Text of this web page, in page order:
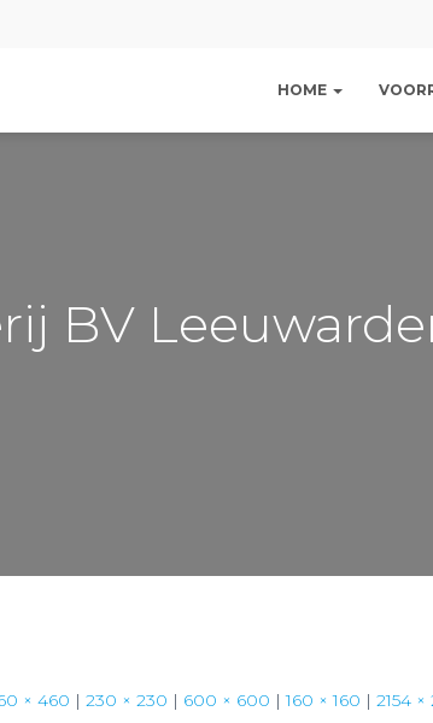
HOME
BV
× 460 | 230 × 230 | 600 × 600 | 160 × 160 | 2154 ×